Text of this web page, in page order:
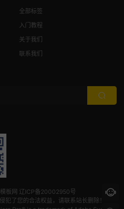
全部标签
入门教程
关于我们
联系我们
板网 辽ICP备20002950号
犯了您的合法权益，请联系站长删除！